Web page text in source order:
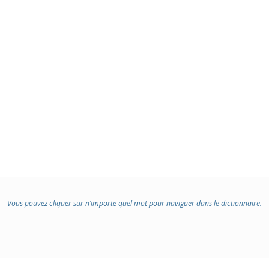
Vous pouvez cliquer sur n’importe quel mot pour naviguer dans le dictionnaire.